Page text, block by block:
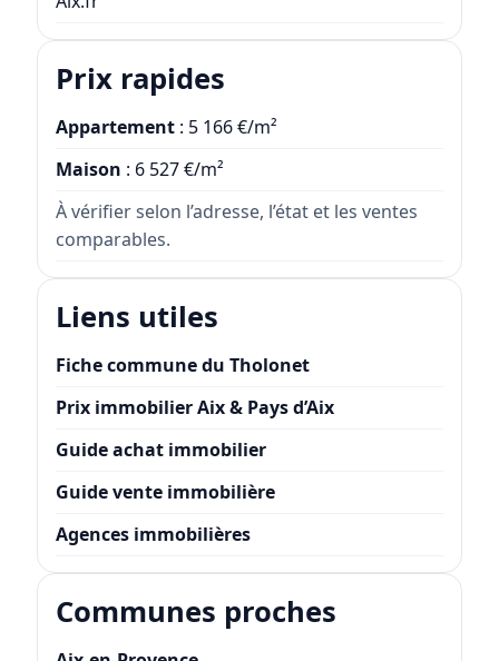
Prix rapides
Appartement: 5 166 €/m²
Maison : 6 527 €/m²
À vérifier selon l’adresse, l’état et les ventes
comparables.
Liens utiles
Fiche commune du Tholonet
Prix immobilier Aix & Pays d’Aix
Guide achat immobilier
Guide vente immobilière
Agences immobilières
Communes proches